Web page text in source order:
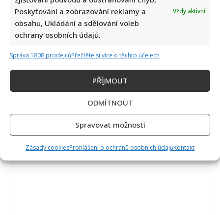
Poskytování a zobrazování reklamy a
obsahu, Ukládání a sdělování voleb
ochrany osobních údajů.
Vždy aktivní
Správa 1808 prodejcůPřečtěte si více o těchto účelech
PŘÍJMOUT
ODMÍTNOUT
Spravovat možnosti
Zásady cookiesProhlášení o ochraně osobních údajůKontakt
Vaše e-mailová adresa nebude zveřejněna.
Vyžadované informace jsou označeny*
Komentář*